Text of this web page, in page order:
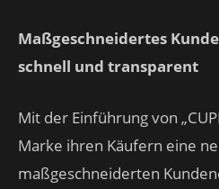
Maßgeschneidertes
schnell und transparent
Mit der Einführung von
Marke ihren Käufern eine
maßgeschneiderten